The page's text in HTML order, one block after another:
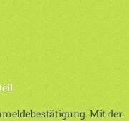
Mit der